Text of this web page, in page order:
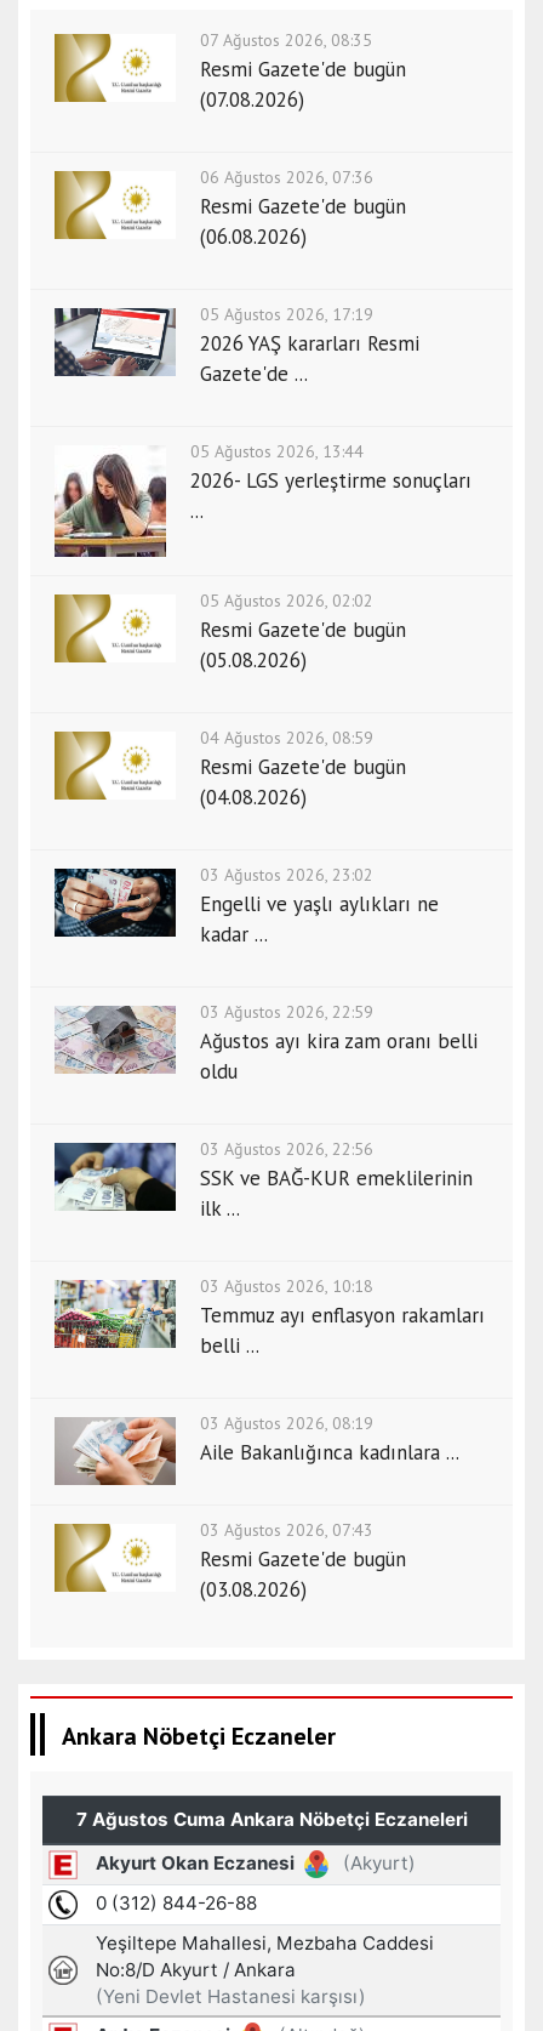
07 Ağustos 2026, 08:35
Resmi Gazete'de bugün
(07.08.2026)
06 Ağustos 2026, 07:36
Resmi Gazete'de bugün
(06.08.2026)
05 Ağustos 2026, 17:19
2026 YAŞ kararları Resmi
Gazete'de ...
05 Ağustos 2026, 13:44
2026- LGS yerleştirme sonuçları
...
05 Ağustos 2026, 02:02
Resmi Gazete'de bugün
(05.08.2026)
04 Ağustos 2026, 08:59
Resmi Gazete'de bugün
(04.08.2026)
03 Ağustos 2026, 23:02
Engelli ve yaşlı aylıkları ne
kadar ...
03 Ağustos 2026, 22:59
Ağustos ayı kira zam oranı belli
oldu
03 Ağustos 2026, 22:56
SSK ve BAĞ-KUR emeklilerinin
ilk ...
03 Ağustos 2026, 10:18
Temmuz ayı enflasyon rakamları
belli ...
03 Ağustos 2026, 08:19
Aile Bakanlığınca kadınlara ...
03 Ağustos 2026, 07:43
Resmi Gazete'de bugün
(03.08.2026)
Ankara Nöbetçi Eczaneler